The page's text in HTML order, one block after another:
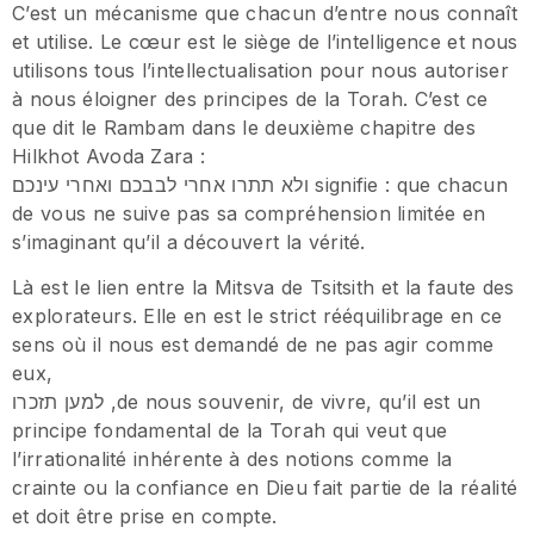
C’est un mécanisme que chacun d’entre nous connaît
et utilise. Le cœur est le siège de l’intelligence et nous
utilisons tous l’intellectualisation pour nous autoriser
à nous éloigner des principes de la Torah. C’est ce
que dit le Rambam dans le deuxième chapitre des
Hilkhot Avoda Zara :
ולא תתרו אחרי לבבכם ואחרי עינכם signifie : que chacun
de vous ne suive pas sa compréhension limitée en
s’imaginant qu’il a découvert la vérité.
Là est le lien entre la Mitsva de Tsitsith et la faute des
explorateurs. Elle en est le strict rééquilibrage en ce
sens où il nous est demandé de ne pas agir comme
eux,
למען תזכרו ,de nous souvenir, de vivre, qu’il est un
principe fondamental de la Torah qui veut que
l’irrationalité inhérente à des notions comme la
crainte ou la confiance en Dieu fait partie de la réalité
et doit être prise en compte.